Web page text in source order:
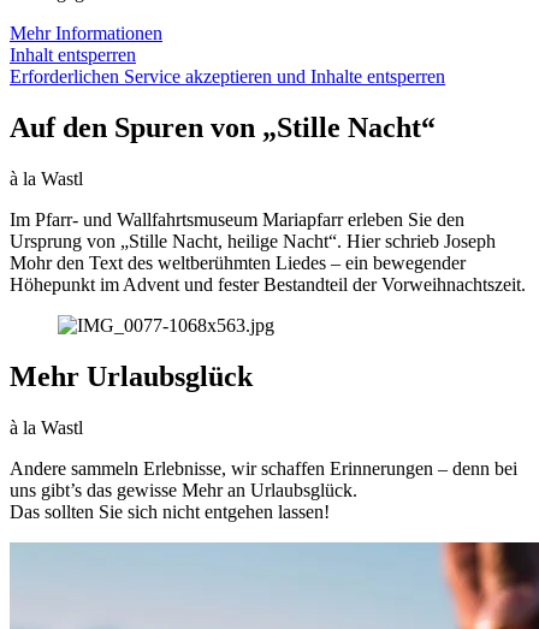
Mehr Informationen
Inhalt entsperren
Erforderlichen Service akzeptieren und Inhalte entsperren
Auf den Spuren von „Stille Nacht“
à la Wastl
Im Pfarr- und Wallfahrtsmuseum Mariapfarr erleben Sie den
Ursprung von „Stille Nacht, heilige Nacht“. Hier schrieb Joseph
Mohr den Text des weltberühmten Liedes – ein bewegender
Höhepunkt im Advent und fester Bestandteil der Vorweihnachtszeit.
Mehr Urlaubsglück
à la Wastl
Andere sammeln Erlebnisse, wir schaffen Erinnerungen – denn bei
uns gibt’s das gewisse Mehr an Urlaubsglück.
Das sollten Sie sich nicht entgehen lassen!